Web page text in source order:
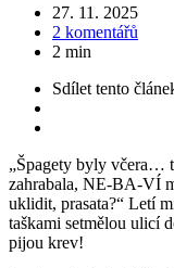
27. 11. 2025
2 komentářů
2 min
Sdílet tento
„Špagety byly včera…
zahrabala, NE-BA-VÍ
uklidit, prasata?“ Letí
taškami setmělou ulicí
pijou krev!